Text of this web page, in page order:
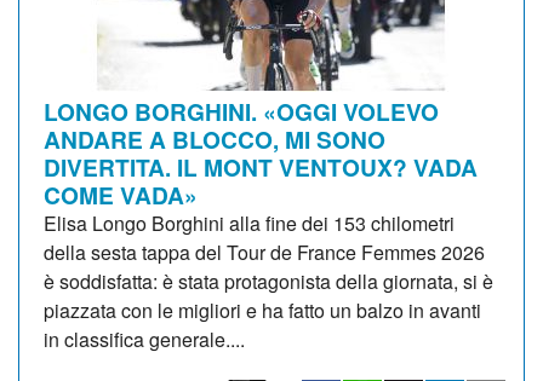
LONGO BORGHINI. «OGGI VOLEVO
ANDARE A BLOCCO, MI SONO
DIVERTITA. IL MONT VENTOUX? VADA
COME VADA»
Elisa Longo Borghini alla fine dei 153 chilometri
della sesta tappa del Tour de France Femmes 2026
è soddisfatta: è stata protagonista della giornata, si è
piazzata con le migliori e ha fatto un balzo in avanti
in classifica generale....